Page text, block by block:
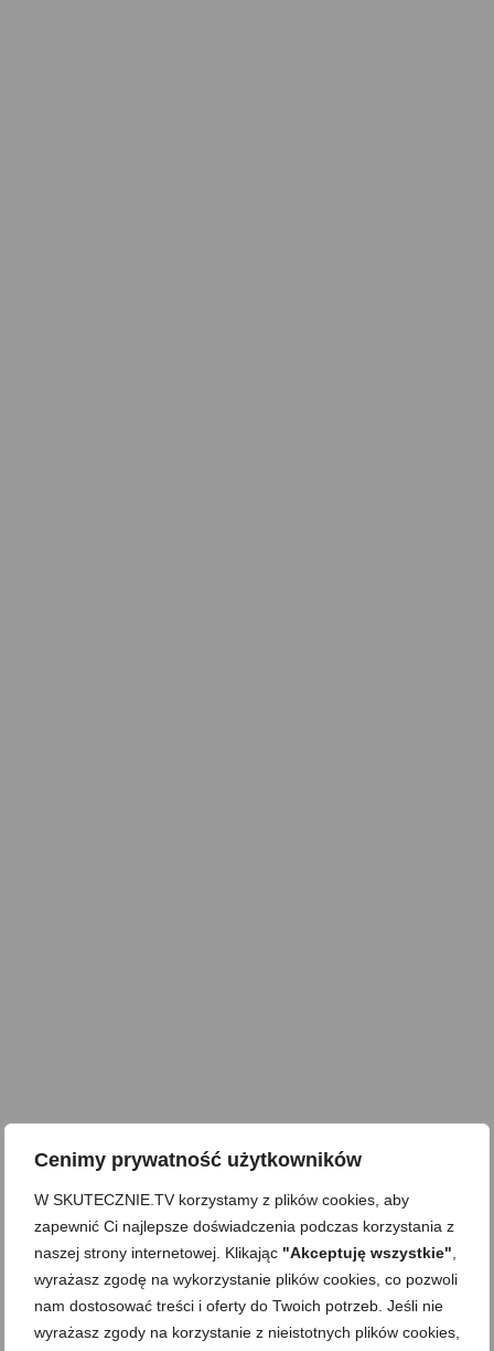
Cenimy prywatność użytkowników
W SKUTECZNIE.TV korzystamy z plików cookies, aby
zapewnić Ci najlepsze doświadczenia podczas korzystania z
naszej strony internetowej. Klikając "Akceptuję wszystkie"
wyrażasz zgodę na wykorzystanie plików cookies, co pozwoli
nam dostosować treści i oferty do Twoich potrzeb. Jeśli nie
wyrażasz zgody na korzystanie z nieistotnych plików cookies,